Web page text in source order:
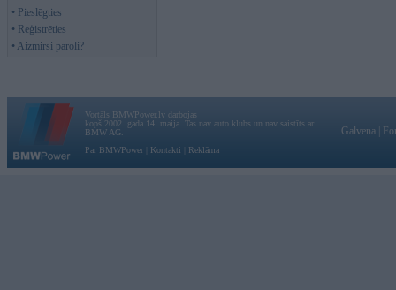
• Pieslēgties
• Reģistrēties
• Aizmirsi paroli?
Vortāls BMWPower.lv darbojas
kopš 2002. gada 14. maija. Tas nav auto klubs un nav saistīts ar
BMW AG.
Par BMWPower
Kontakti Reklāma
Galvena